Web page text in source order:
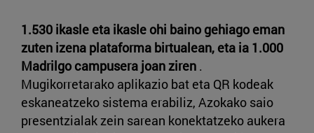
1.530 ikasle eta ikasle ohi baino gehiago eman
zuten izena plataforma birtualean, eta ia 1.000
Madrilgo campusera joan ziren .
Mugikorretarako aplikazio bat eta QR kodeak
eskaneatzeko sistema erabiliz, Azokako saio
presentzialak zein sarean konektatzeko aukera